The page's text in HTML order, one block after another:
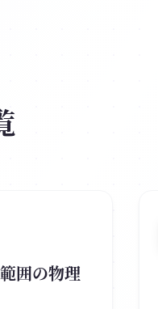
囲の物理